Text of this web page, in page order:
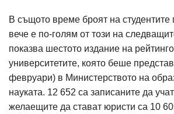
В същото време броят на студентите
вече е по-голям от този на
показва шестото издание на
университетите, която беше
февруари) в Министерството на
науката. 12 652 са записаните да
желаещите да стават юристи са 10